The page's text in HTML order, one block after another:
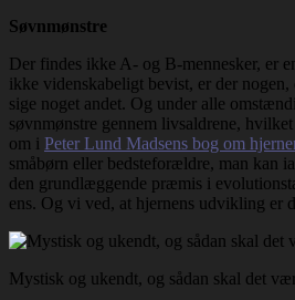
Søvnmønstre
Der findes ikke A- og B-mennesker, er
ikke videnskabeligt bevist, er der
sige noget andet. Og under alle
søvnmønstre gennem livsaldrene,
om i Peter Lund Madsens bog om
småbørn eller bedsteforældre, man kan
den grundlæggende præmis i
ens. Og vi ved, at hjernens udvikling er
Mystisk og ukendt, og sådan skal det